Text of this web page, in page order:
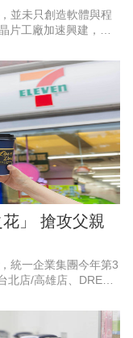
並未只創造軟體與程
片工廠加速興建，能
」 搶攻父親
統一企業集團今年第3
店/高雄店、DREAM